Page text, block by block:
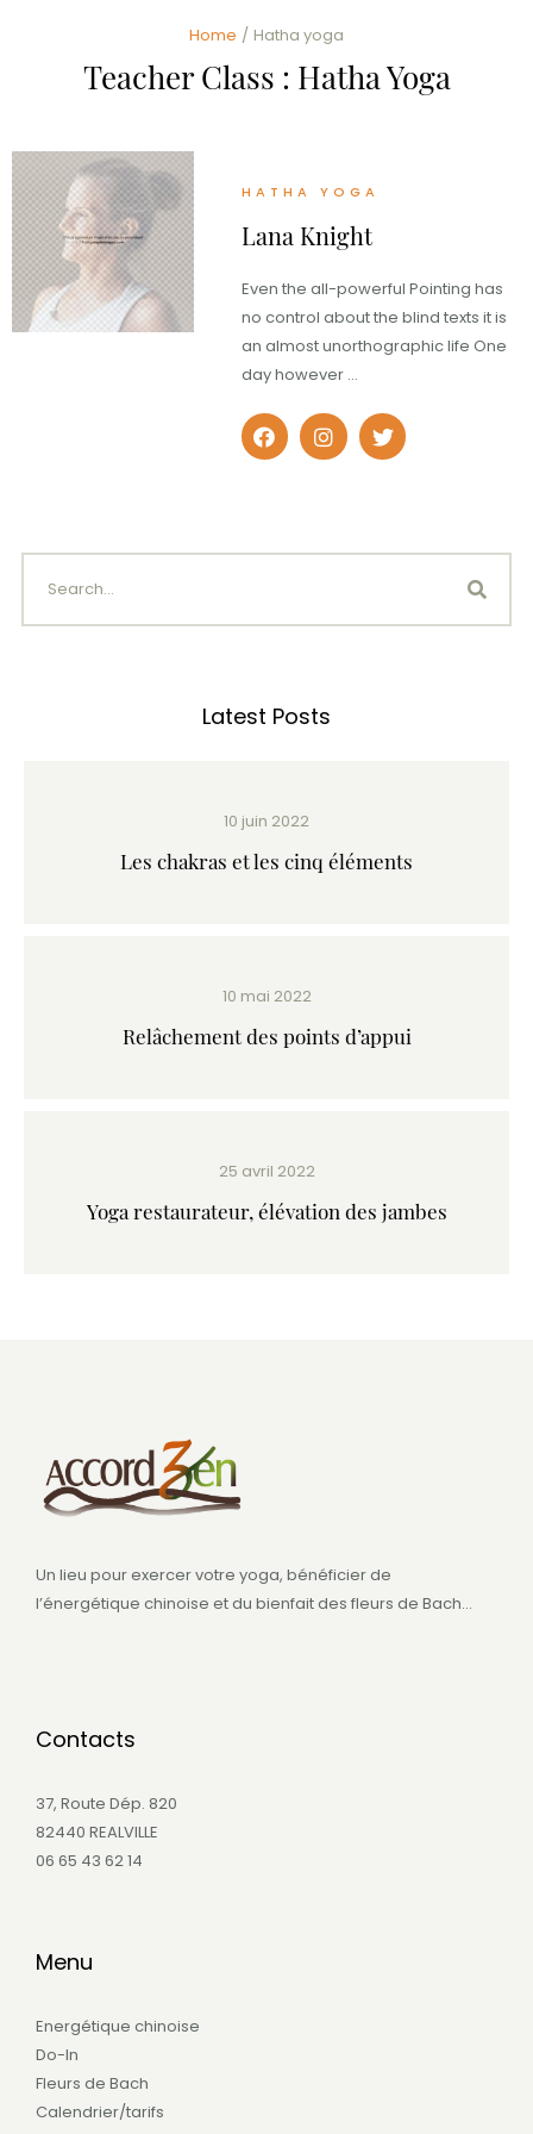
Home / Hatha yoga
Teacher Class : Hatha Yoga
HATHA YOGA
Lana Knight
Even the all-powerful Pointing has
no control about the blind texts it is
an almost unorthographic life One
day however …
Latest Posts
10 juin 2022
Les chakras et les cinq éléments
10 mai 2022
Relâchement des points d’appui
25 avril 2022
Yoga restaurateur, élévation des jambes
Un lieu pour exercer votre yoga, bénéficier de
l’énergétique chinoise et du bienfait des fleurs de Bach…
Contacts
37, Route Dép. 820
82440 REALVILLE
06 65 43 62 14
Menu
Energétique chinoise
Do-In
Fleurs de Bach
Calendrier/tarifs